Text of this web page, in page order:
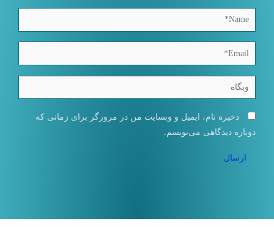
Name*
Email*
وبگاه
ذخیره نام، ایمیل و وبسایت من در مرورگر برای زمانی که
دوباره دیدگاهی می‌نویسم.